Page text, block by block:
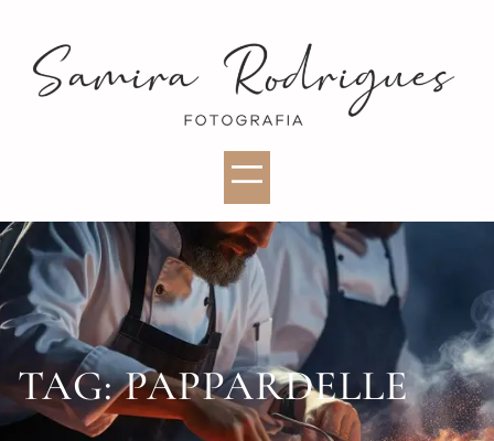
TAG:PAPPARDELLE